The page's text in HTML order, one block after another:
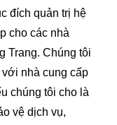
đích quản trị hệ
cho các nhà
Trang. Chúng tôi
nhà cung cấp
chúng tôi cho là
vệ dịch vụ,